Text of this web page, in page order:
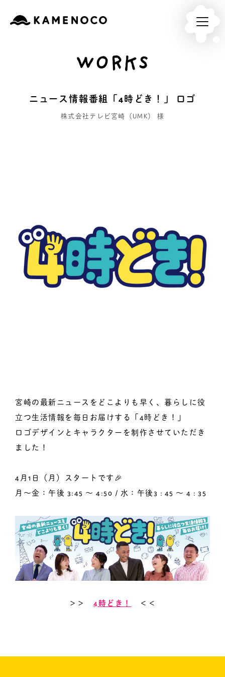
WORKS
ニュース情報番組「4時どき！」 ロゴ
株式会社テレビ宮崎（UMK） 様
宮崎の最新ニュースをどこよりも早く、暮らしに役
立つ生活情報を毎日お届けする「4時どき！」
ロゴデザインとキャラクターを制作させていただき
ました！
4月1日（月）スタートです🎉
月〜金：午後 3:45 ～ 4:50 / 水：午後3 : 45 ～ 4 : 35
＞＞4時どき！ ＜＜